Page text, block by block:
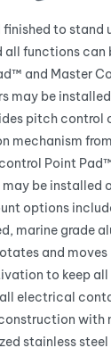
to stand
all functions can
and Master
may be
pitch control
mechanism
Point
be installed
options
marine grade
and
to keep all
electrical
with
stainless